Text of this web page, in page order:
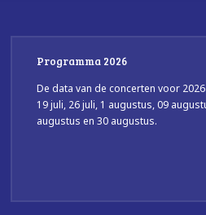
Programma 2026
De data van de concerten voor
19 juli, 26 juli, 1 augustus, 09
augustus en 30 augustus.